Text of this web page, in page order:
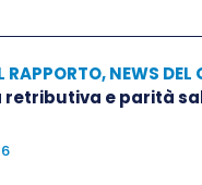
RAPPORTO,NEWS DEL
retributiva e parità